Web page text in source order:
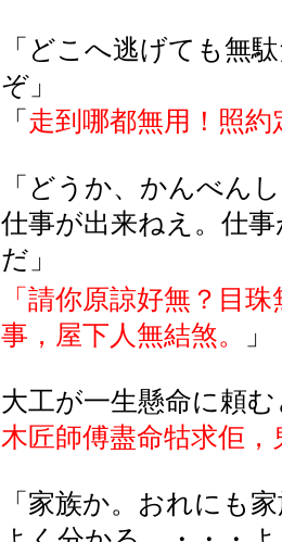
「どこへ逃げても無
ぞ」
「 走到哪都無用！照
「どうか、かんべん
仕事が出来ねえ 。仕事
だ 」
「請你原諒好無？目珠
事 ，屋下人無結煞。 」
大工が一生懸命に頼
木匠師傅盡命牯求佢，
「家族か。おれにも